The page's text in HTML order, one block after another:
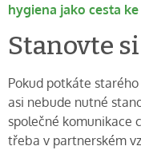
hygiena jako cesta
Stanovte
Pokud potkáte
asi nebude nutné
společné komunikace
třeba v partnerském